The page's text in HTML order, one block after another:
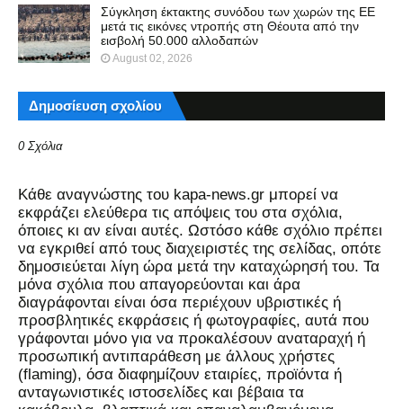
Σύγκληση έκτακτης συνόδου των χωρών της ΕΕ
μετά τις εικόνες ντροπής στη Θέουτα από την
εισβολή 50.000 αλλοδαπών
August 02, 2026
Δημοσίευση σχολίου
0 Σχόλια
Kάθε αναγνώστης του kapa-news.gr μπορεί να
εκφράζει ελεύθερα τις απόψεις του στα σχόλια,
όποιες κι αν είναι αυτές. Ωστόσο κάθε σχόλιο πρέπει
να εγκριθεί από τους διαχειριστές της σελίδας, οπότε
δημοσιεύεται λίγη ώρα μετά την καταχώρησή του. Τα
μόνα σχόλια που απαγορεύονται και άρα
διαγράφονται είναι όσα περιέχουν υβριστικές ή
προσβλητικές εκφράσεις ή φωτογραφίες, αυτά που
γράφονται μόνο για να προκαλέσουν αναταραχή ή
προσωπική αντιπαράθεση με άλλους χρήστες
(flaming), όσα διαφημίζουν εταιρίες, προϊόντα ή
ανταγωνιστικές ιστοσελίδες και βέβαια τα